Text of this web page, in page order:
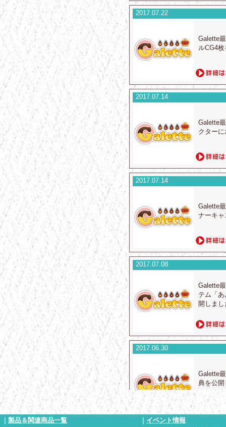
2017.07.22
Galette
ルCG4
2017.07.14
Galette
クター
2017.07.14
Galette
ナーキ
2017.07.08
Galette
テム「
開しまし
2017.06.30
Galette
典を公
製品＆関連商品一覧 イベント情報